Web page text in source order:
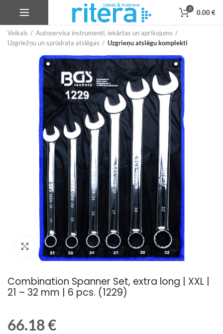
0 0.00€
Veikals
Autoservisa instrumenti, iekārtas un aprīkojums
Uzgriežņu un sprūdrata atslēgas
Uzgrieņu atslēgu komplekti
Palielināt attēlu
Combination Spanner Set, extra long | XXL |
21 – 32 mm | 6 pcs. (1229)
66.18€